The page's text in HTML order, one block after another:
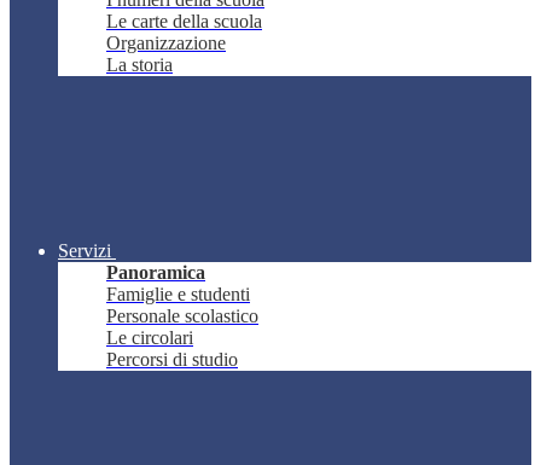
Le carte della scuola
Organizzazione
La storia
Servizi
Panoramica
Famiglie e studenti
Personale scolastico
Le circolari
Percorsi di studio